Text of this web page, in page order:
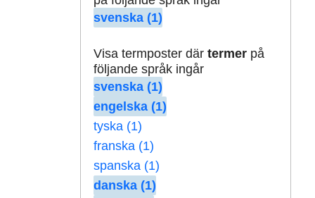
svenska (1)
Visa termposter där termerpå
följande språk ingår
svenska (1)
engelska (1)
tyska (1)
franska (1)
spanska (1)
danska (1)